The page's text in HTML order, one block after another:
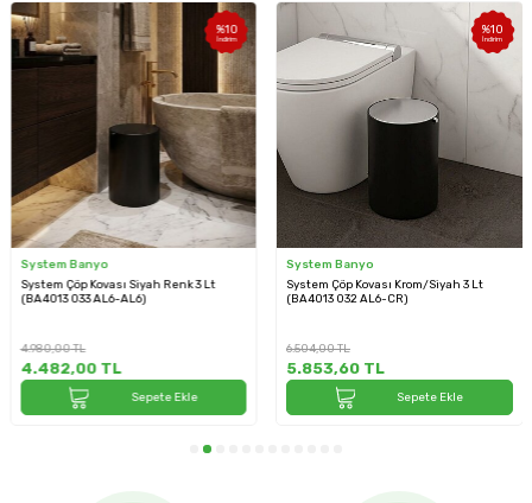
%10
İndirim
System Banyo
System Çöp Kovası Siyah Renk 3 Lt
(BA4013 033 AL6-AL6)
4.980,00TL
4.482,00TL
Sepete Ekle
%10
İndirim
System Banyo
System Çöp Kovası Krom/Siyah 3 Lt
(BA4013 032 AL6-CR)
6.504,00TL
5.853,60TL
Sepete Ekle